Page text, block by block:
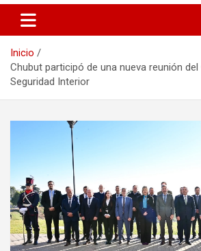
Inicio
Chubut participó de una nueva reunión
Seguridad Interior